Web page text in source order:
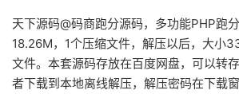
天下源码@码商跑分源码，多功能PHP跑
18.26M，1个压缩文件，解压以后，大小
文件。本套源码存放在百度网盘，可以转
者下载到本地离线解压，解压密码在下载窗